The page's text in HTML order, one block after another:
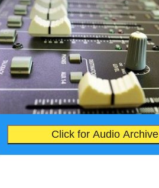
Click for Audio Archive